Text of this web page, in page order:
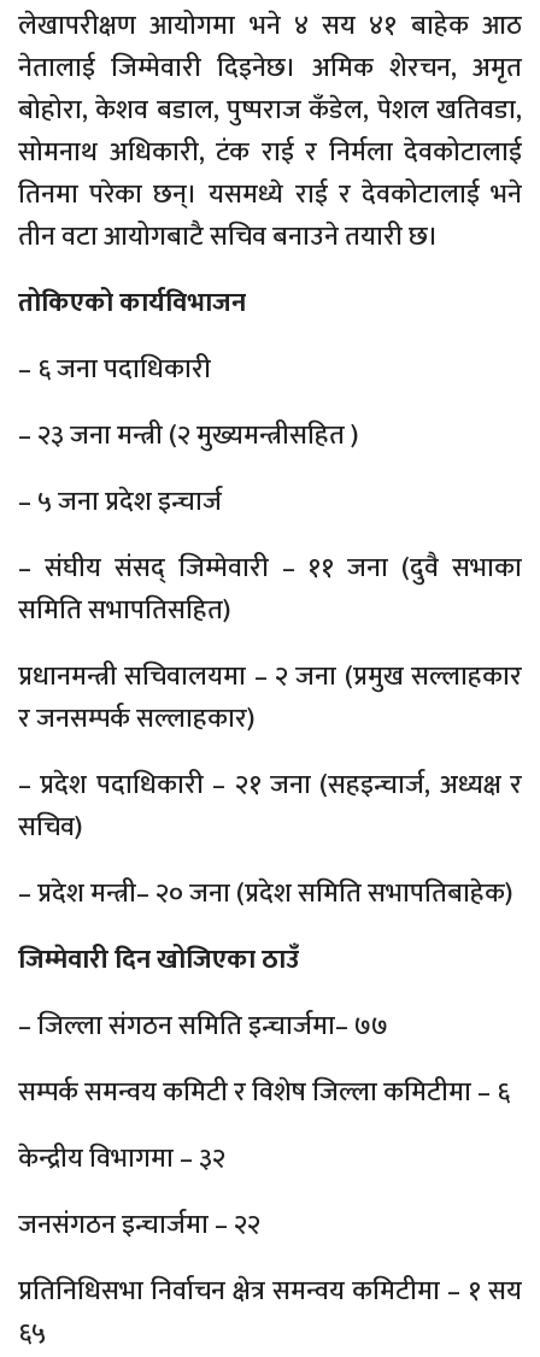
लेखापरीक्षण आयोगमा भने ४ सय ४१ बाहेक आठ
नेतालाई जिम्मेवारी दिइनेछ। अमिक शेरचन, अमृत
बोहोरा, केशव बडाल, पुष्पराज कँडेल, पेशल खतिवडा,
सोमनाथ अधिकारी, टंक राई र निर्मला देवकोटालाई
तिनमा परेका छन्। यसमध्ये राई र देवकोटालाई भने
तीन वटा आयोगबाटै सचिव बनाउने तयारी छ।
तोकिएको कार्यविभाजन
– ६ जना पदाधिकारी
– २३ जना मन्त्री (२ मुख्यमन्त्रीसहित )
– ५ जना प्रदेश इन्चार्ज
– संघीय संसद् जिम्मेवारी – ११ जना (दुवै सभाका
समिति सभापतिसहित)
प्रधानमन्त्री सचिवालयमा – २ जना (प्रमुख सल्लाहकार
र जनसम्पर्क सल्लाहकार)
– प्रदेश पदाधिकारी – २१ जना (सहइन्चार्ज, अध्यक्ष र
सचिव)
– प्रदेश मन्त्री– २० जना (प्रदेश समिति सभापतिबाहेक)
जिम्मेवारी दिन खोजिएका ठाउँ
– जिल्ला संगठन समिति इन्चार्जमा– ७७
सम्पर्क समन्वय कमिटी र विशेष जिल्ला कमिटीमा – ६
केन्द्रीय विभागमा – ३२
जनसंगठन इन्चार्जमा – २२
प्रतिनिधिसभा निर्वाचन क्षेत्र समन्वय कमिटीमा – १ सय
६५